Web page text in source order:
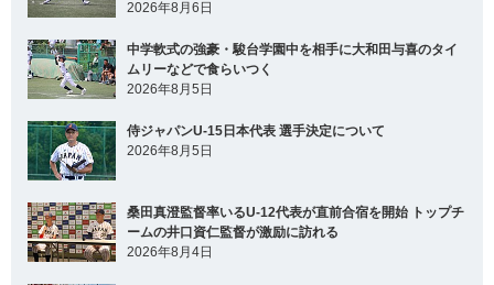
2026年8月6日
中学軟式の強豪・駿台学園中を相手に大和田与喜のタイ
ムリーなどで食らいつく
2026年8月5日
侍ジャパンU-15日本代表 選手決定について
2026年8月5日
桑田真澄監督率いるU-12代表が直前合宿を開始 トップチ
ームの井口資仁監督が激励に訪れる
2026年8月4日